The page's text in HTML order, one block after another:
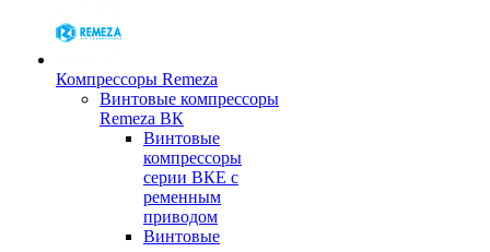
Компрессоры Remeza
Винтовые компрессоры
Remeza ВК
Винтовые
компрессоры
серии ВКЕ с
ременным
приводом
Винтовые